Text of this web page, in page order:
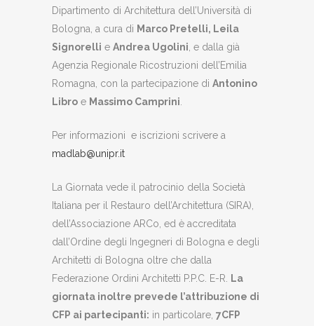
Dipartimento di Architettura dell’Università di
Bologna, a cura di M arco Pretelli, Leila
Signorelli e Andrea Ugolini , e dalla già
Agenzia Regionale Ricostruzioni dell’Emilia
Romagna, con la partecipazione di Antonino
Libro e Massimo Camprini
Per informazioni e iscrizioni scrivere a
madlab@unipr.it
La Giornata vede il patrocinio della Società
Italiana per il Restauro dell’Architettura (SIRA),
dell’Associazione ARCo, ed è accreditata
dall’Ordine degli Ingegneri di Bologna e degli
Architetti di Bologna oltre che dalla
Federazione Ordini Architetti P.P.C. E-R.
La
giornata inoltre prevede l’attribuzione di
CFP ai partecipanti: in particolare, 7CFP